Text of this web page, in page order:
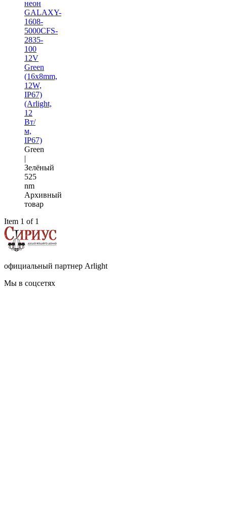
неон
GALAXY-
1608-
5000CFS-
2835-
100
12V
Green
(16x8mm,
12W,
IP67)
(Arlight,
12
Вт/
м,
IP67)
Green
|
Зелёный
525
nm
Архивный
товар
Item 1 of 1
официальный партнер Arlight
Мы в соцсетях